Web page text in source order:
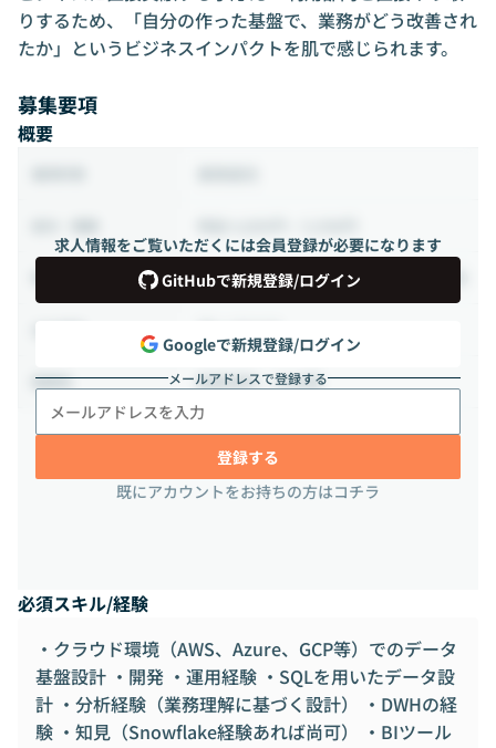
りするため、「自分の作った基盤で、業務がどう改善され
たか」というビジネスインパクトを肌で感じられます。
募集要項
概要
求人情報をご覧いただくには会員登録が必要になります
GitHubで新規登録/ログイン
Googleで新規登録/ログイン
メールアドレスで登録する
登録する
既にアカウントをお持ちの方はコチラ
140時間 ~ 177時間（週35 ~ 44.25時間）
勤務地 勤務場所：日本橋
必須スキル/経験
・クラウド環境（AWS、Azure、GCP等）でのデータ
基盤設計 ・開発 ・運用経験 ・SQLを用いたデータ設
計 ・分析経験（業務理解に基づく設計） ・DWHの経
験 ・知見（Snowflake経験あれば尚可） ・BIツール